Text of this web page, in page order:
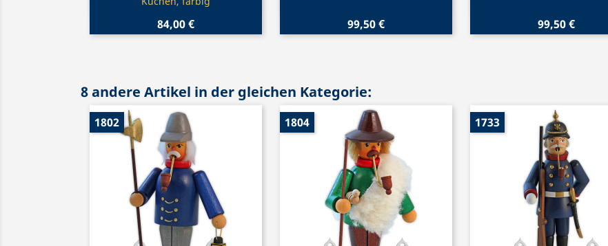
84,00 € 99,50 € 99,50 €
8 andere Artikel in der gleichen Kategorie:
1802 1804 1733